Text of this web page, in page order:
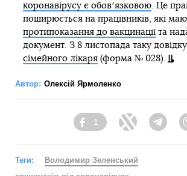
коронавірусу є обовʼязковою. Це
поширюється на працівників, які
протипоказання до вакцинаціїта
документ. З 8 листопада таку довідку
сімейного лікаря(форма № 028).
Автор: Олексій Ярмоленко
Facebook
1
Twitter
Теги:
Володимир Зеленський